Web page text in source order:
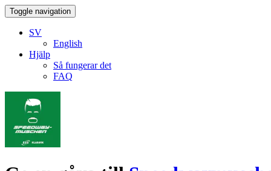
Toggle navigation
SV
English
Hjälp
Så fungerar det
FAQ